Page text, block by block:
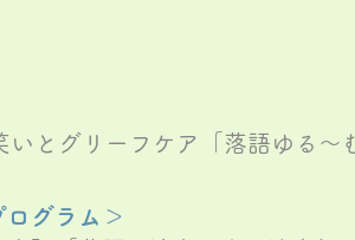
いとグリーフケア「落語ゆる～
ログラム＞